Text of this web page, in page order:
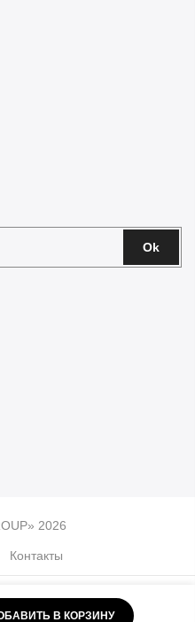
Ok
2026
Контакты
Избранное
В КОРЗИНУ